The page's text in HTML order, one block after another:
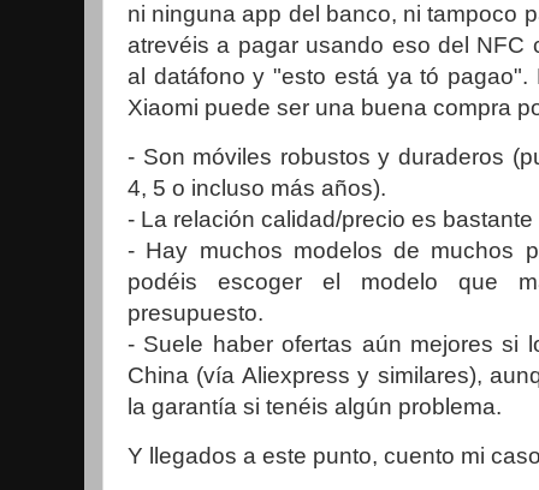
ni ninguna app del banco, ni tampoco
atrevéis a pagar usando eso del NFC
al datáfono y "esto está ya tó pagao".
Xiaomi puede ser una buena compra
- Son móviles robustos y duraderos
4, 5 o incluso más años).
- La relación calidad/precio es bastante
- Hay muchos modelos de muchos
podéis escoger el modelo que
presupuesto.
- Suele haber ofertas aún mejores si
China (vía Aliexpress y similares),
la garantía si tenéis algún problema.
Y llegados a este punto, cuento mi